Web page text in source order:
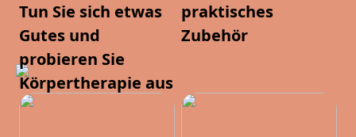
Tun Sie sich etwas
Gutes und
probieren Sie
Körpertherapie aus
praktisches
Zubehör